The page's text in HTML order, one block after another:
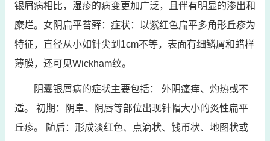
银屑病相比，湿疹的病变更加广泛，且伴有明显的渗出和
糜烂。女阴扁平苔藓：症状：以紫红色扁平多角形丘疹为
特征，直径从小如针尖到1cm不等，表面有细鳞屑和蜡样
薄膜，还可见Wickham纹。
阴囊银屑病的症状主要包括： 外阴瘙痒、灼热或不
适。 初期：阴阜、阴唇等部位出现针帽大小的炎性扁平
丘疹。 随后：形成淡红色、点滴状、钱币状、地图状或